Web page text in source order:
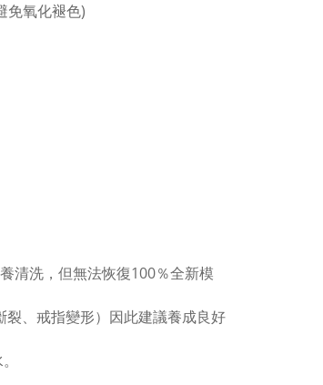
免氧化褪色)
清洗，但無法恢復100％全新模
、戒指變形）因此建議養成良好